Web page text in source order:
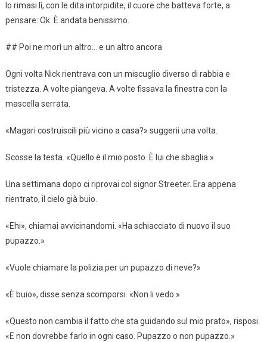
Io rimasi lì, con le dita intorpidite, il cuore che batteva forte, a
pensare: Ok. È andata benissimo.
## Poi ne morì un altro… e un altro ancora
Ogni volta Nick rientrava con un miscuglio diverso di rabbia e
tristezza. A volte piangeva. A volte fissava la finestra con la
mascella serrata.
«Magari costruiscili più vicino a casa?» suggerii una volta.
Scosse la testa. «Quello è il mio posto. È lui che sbaglia.»
Una settimana dopo ci riprovai col signor Streeter. Era appena
rientrato, il cielo già buio.
«Ehi», chiamai avvicinandomi. «Ha schiacciato di nuovo il suo
pupazzo.»
«Vuole chiamare la polizia per un pupazzo di neve?»
«È buio», disse senza scomporsi. «Non li vedo.»
«Questo non cambia il fatto che sta guidando sul mio prato», risposi.
«E non dovrebbe farlo in ogni caso. Pupazzo o non pupazzo.»